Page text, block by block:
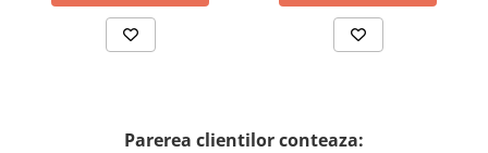
Parerea clientilor conteaza: